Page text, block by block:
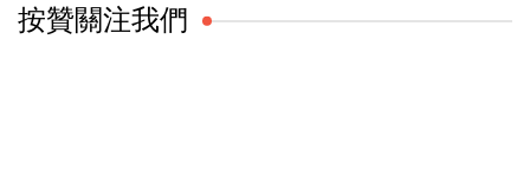
按贊關注我們